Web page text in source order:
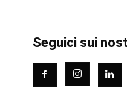
Seguici sui